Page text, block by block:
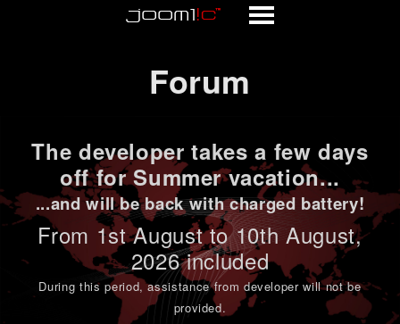
Forum
The developer takes a few days
off for Summer vacation...
...and will be back with charged battery!
From 1stAugust to 10th August,
2026 included
During this period,assistance from developer will not be
provided.